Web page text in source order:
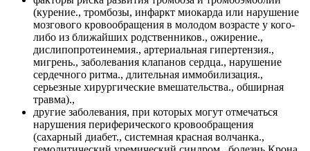
(курение., тромбозы, инфаркт миокарда или нарушение
мозгового кровообращения в молодом возрасте у кого-
либо из ближайших родственников., ожирение.,
дислипопротеинемия., артериальная гипертензия.,
мигрень., заболевания клапанов сердца., нарушение
сердечного ритма., длительная иммобилизация.,
серьезные хирургические вмешательства., обширная
травма).,
другие заболевания, при которых могут отмечаться
нарушения периферического кровообращения
(сахарный диабет., системная красная волчанка.,